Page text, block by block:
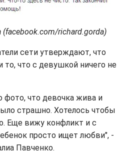
richard.gorda)
сети утверждают, что
то, что с девушкой ничего не
фото, что девочка жива и
страшно. Хотелось чтобы
Еще вижу конфликт и с
просто ищет любви", -
Павченко.